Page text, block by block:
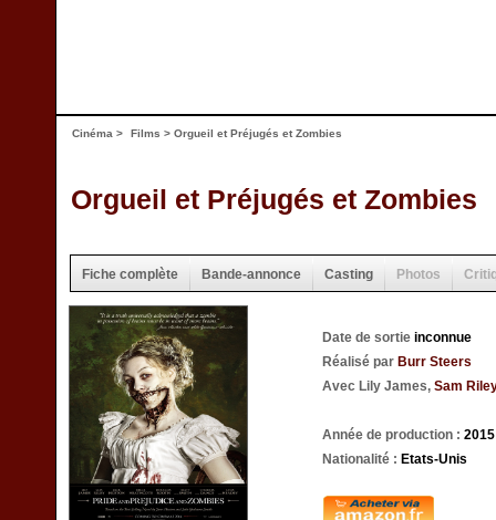
Cinéma > Films > Orgueil et Préjugés et Zombies
Orgueil et Préjugés et Zombies
Fiche complète Bande-annonce Casting Photos
Date de sortie inconnue
Réalisé par Burr Steers
Avec Lily James, Sam
Année de production : 2015
Nationalité : Etats-Unis